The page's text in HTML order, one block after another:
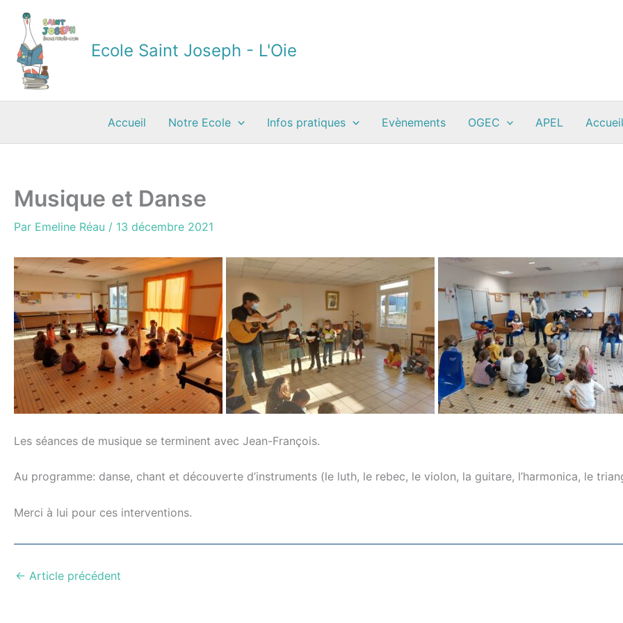
contenu
Ecole Saint Joseph - L'Oie
Accueil Notre Ecole Infos pratiques Evènements OGEC APEL
Musique et Danse
Par Emeline Réau / 13 décembre 2021
Les séances de musique se terminent avec Jean-François.
Au programme: danse, chant et découverte d’instruments (le luth, le rebec, le violon, la guitare, l’harmonica, le
Merci à lui pour ces interventions.
← Article précédent